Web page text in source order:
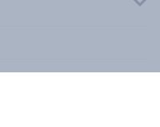
vorbehalten.